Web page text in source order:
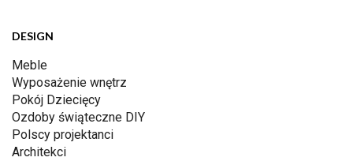
DESIGN
Meble
Wyposażenie wnętrz
Pokój Dziecięcy
Ozdoby świąteczne DIY
Polscy projektanci
Architekci